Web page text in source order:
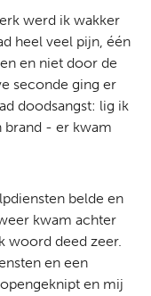
werd ik wakker
heel veel pijn, één
en niet door de
seconde ging er
doodsangst: lig ik
brand - er kwam
belde en
kwam achter
woord deed zeer.
en een
en mij